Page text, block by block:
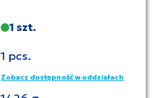
1 szt.
1 pcs.
Zobacz dostępność w oddziałach